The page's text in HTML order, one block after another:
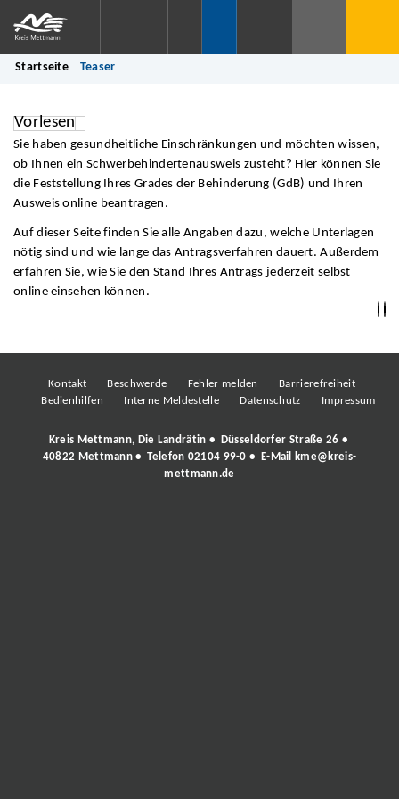
Startseite Teaser
Vorlesen
Sie haben gesundheitliche Einschränkungen und möchten wissen,
ob Ihnen ein Schwerbehindertenausweis zusteht? Hier können Sie
die Feststellung Ihres Grades der Behinderung (GdB) und Ihren
Ausweis online beantragen.
Auf dieser Seite finden Sie alle Angaben dazu, welche Unterlagen
nötig sind und wie lange das Antragsverfahren dauert. Außerdem
erfahren Sie, wie Sie den Stand Ihres Antrags jederzeit selbst
online einsehen können.
Kontakt Beschwerde Fehler melden
Barrierefreiheit
Bedienhilfen
Interne Meldestelle Datenschutz Impressum
Kreis Mettmann, Die Landrätin • Düsseldorfer Straße 26 •
40822 Mettmann • Telefon 02104 99-0 • E-Mail
kme@kreis-
mettmann.de